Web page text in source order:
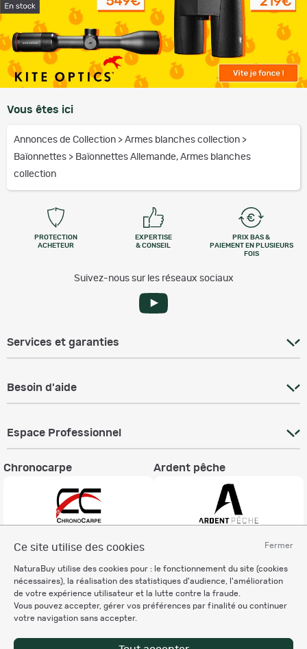
Fermer
Ce site utilise des cookies
NaturaBuy utilise des cookies pour : le fonctionnement du site (cookies
nécessaires), la réalisation des statistiques d'audience, l'amélioration
de votre expérience utilisateur et la lutte contre la fraude.
Vous pouvez accepter, gérer vos préférences par finalité ou continuer
votre navigation sans accepter.
Vous êtes ici
Annonces de Collection > Armes blanches collection >
Baïonnettes > Baïonnettes Allemande, Armes blanches
collection
PROTECTION
ACHETEUR
EXPERTISE
& CONSEIL
PRIX BAS &
PAIEMENT EN PLUSIEURS
FOIS
Suivez-nous sur les réseaux sociaux
Services et garanties
Besoin d'aide
Espace Professionnel
Chronocarpe Ardent pêche
Charte éthique
Mentions légales
Règlement & Conditions d'utilisation
Politique de protection
des données personnelles